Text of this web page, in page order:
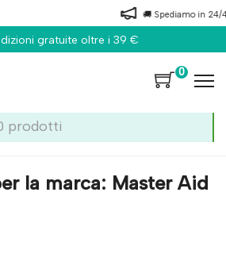
🚚 Spediamo in 24/48 ore
gratuite oltre i 39 €
0
Master Aid Drop Med
la marca: Master Aid